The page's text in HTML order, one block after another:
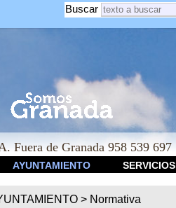
Buscar
de Granada 958 539 697
AYUNTAMIENTO SERVICIOS
> Normativa